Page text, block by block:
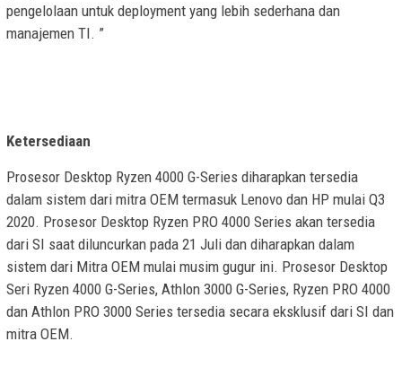
pengelolaan untuk deployment yang lebih sederhana dan
manajemen TI. ”
Ketersediaan
Prosesor Desktop Ryzen 4000 G-Series diharapkan tersedia
dalam sistem dari mitra OEM termasuk Lenovo dan HP mulai Q3
2020. Prosesor Desktop Ryzen PRO 4000 Series akan tersedia
dari SI saat diluncurkan pada 21 Juli dan diharapkan dalam
sistem dari Mitra OEM mulai musim gugur ini. Prosesor Desktop
Seri Ryzen 4000 G-Series, Athlon 3000 G-Series, Ryzen PRO 4000
dan Athlon PRO 3000 Series tersedia secara eksklusif dari SI dan
mitra OEM.